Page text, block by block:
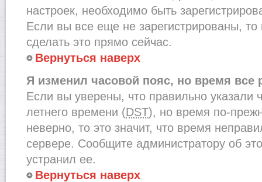
настроек, необходимо быть
Если вы все еще не зарегистрированы,
сделать это прямо сейчас.
Вернуться наверх
Я изменил часовой пояс, но время все
Если вы уверены, что правильно указали
летнего времени (DST), но время по-
неверно, то это значит, что время
сервере. Сообщите администратору об
устранил ее.
Вернуться наверх